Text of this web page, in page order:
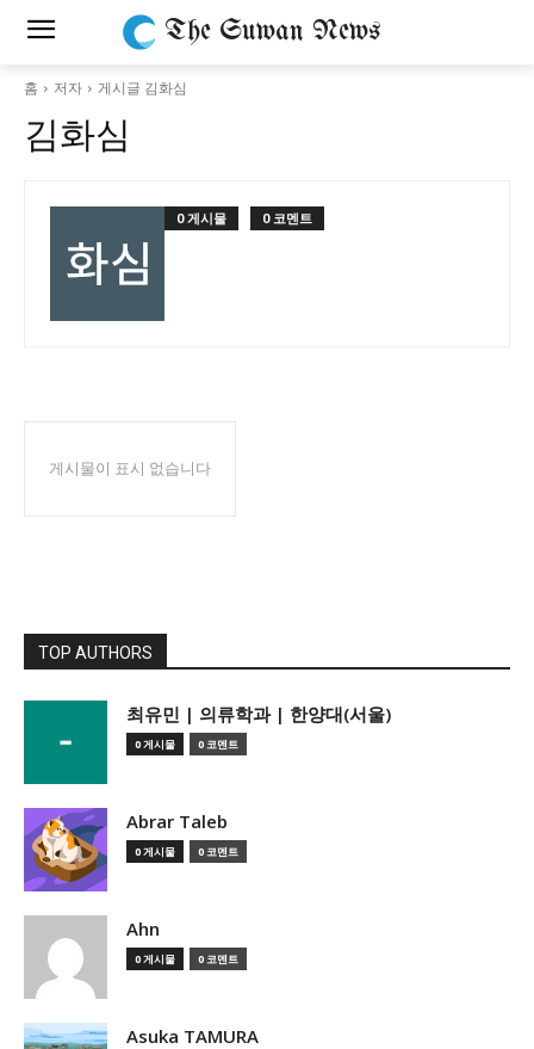
The Suwan News
홈 저자 게시글 김화심
김화심
0 게시물 0 코멘트
게시물이 표시 없습니다
TOP AUTHORS
­최유민 | 의류학과 | 한양대(서울)
0 게시물 0 코멘트
Abrar Taleb
0 게시물 0 코멘트
Ahn
0 게시물 0 코멘트
Asuka TAMURA